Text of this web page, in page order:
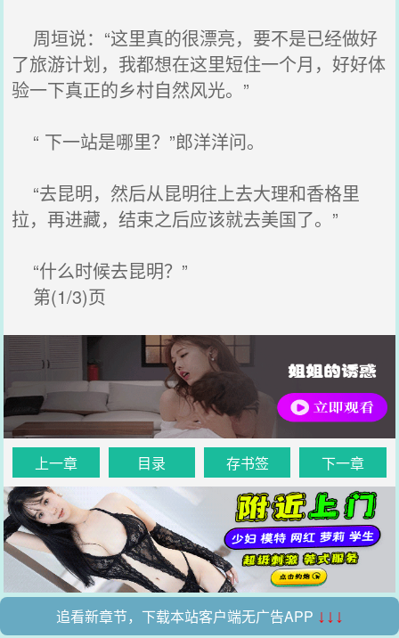
周垣说：“这里真的很漂亮，要不是已经做好
了旅游计划，我都想在这里短住一个月，好好体
验一下真正的乡村自然风光。”
“ 下一站是哪里？”郎洋洋问。
“去昆明，然后从昆明往上去大理和香格里
拉，再进藏，结束之后应该就去美国了。”
“什么时候去昆明？”
第(1/3)页
上一章 目录 存书签 下一章
追看新章节，下载本站客户端无广告APP ↓↓↓